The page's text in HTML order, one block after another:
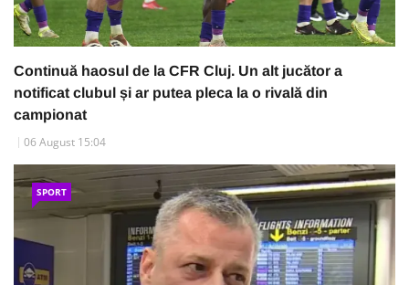
Continuă haosul de la CFR Cluj. Un alt jucător a
notificat clubul și ar putea pleca la o rivală din
campionat
06 August 15:04
SPORT